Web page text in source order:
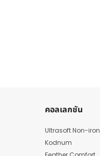
คอลเลกชัน
Ultrasoft Non-iron
Kodnum